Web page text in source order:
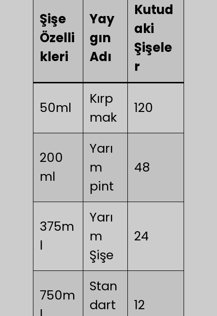
Şişe
Özelli
kleri
Yay
gın
Adı
Kutud
aki
Şişele
r
50ml
Kırp
mak
120
200
ml
Yarı
m
pint
48
375m
l
Yarı
m
Şişe
24
750m
Stan
dart
12